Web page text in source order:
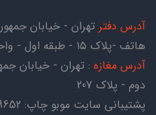
آدرس دفتر تهران - خیابان
هاتف -پلاک ۱۵ - طبقه اول - واحد ۱
آدرس مغازه : تهران - خیابان
دوم - پلاک 207
پشتیبانی سایت موبو چاپ: